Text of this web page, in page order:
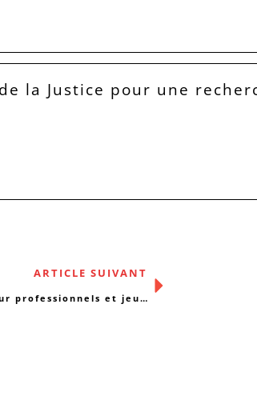
la Justice pour une
ARTICLE SUIVANT
CRISIS-BXL : contact pour professionnels et jeunes en situation de crise